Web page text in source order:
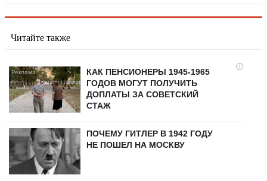
Читайте также
i
КАК ПЕНСИОНЕРЫ 1945-1965
ГОДОВ МОГУТ ПОЛУЧИТЬ
ДОПЛАТЫ ЗА СОВЕТСКИЙ
СТАЖ
ПОЧЕМУ ГИТЛЕР В 1942 ГОДУ
НЕ ПОШЕЛ НА МОСКВУ